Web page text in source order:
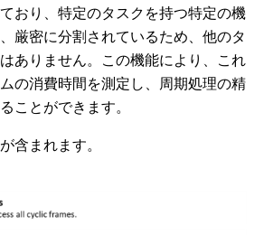
おり、特定のタスクを持つ特定の機
厳密に分割されているため、他のタ
ありません。この機能により、これ
の消費時間を測定し、周期処理の精
ことができます。
含まれます。